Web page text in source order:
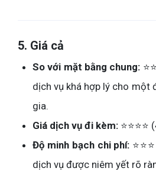
5. Giá cả
So với mặt bằng chung:
dịch vụ khá hợp lý cho một
gia.
Giá dịch vụ đi kèm: ⭐⭐⭐⭐
Độ minh bạch chi phí:
dịch vụ được niêm yết rõ